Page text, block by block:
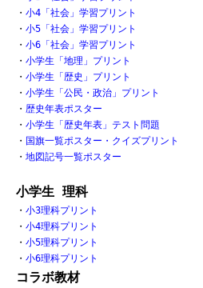
・ 小4「社会」学習プリント
・ 小5「社会」学習プリント
・ 小6「社会」学習プリント
・ 小学生「地理」プリント
・ 小学生「歴史」プリント
・ 小学生「公民・政治」プリント
・ 歴史年表ポスター
・ 小学生「歴史年表」テスト問題
・ 国旗一覧ポスター・クイズプリント
・ 地図記号一覧ポスター
小学生 理科
・ 小3理科プリント
・ 小4理科プリント
・ 小5理科プリント
・ 小6理科プリント
コラボ教材